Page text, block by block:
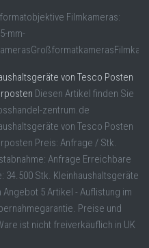
Filmkameras:
mm-
von Tesco Posten
Diesen Artikel finden Sie
zentrum.de
von Tesco Posten
Preis: Anfrage / Stk.
Anfrage Erreichbare
34.500 Stk. Kleinhaushaltsgeräte
5 Artikel - Auflistung im
Preise und
ist nicht freiverkäuflich in UK